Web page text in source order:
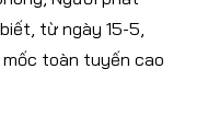
từ ngày 15-5,
toàn tuyến cao